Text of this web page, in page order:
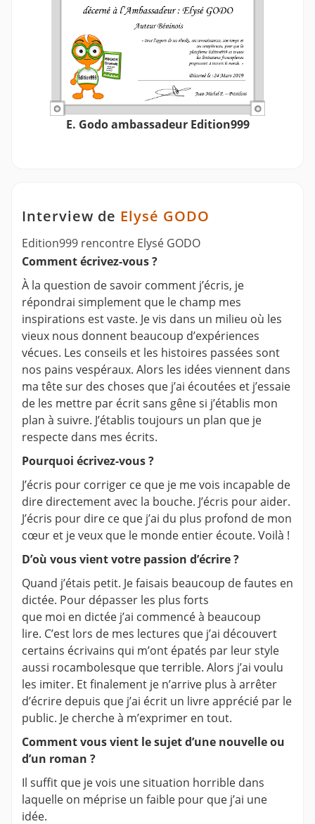
E. Godo ambassadeur Edition999
Interview de Elysé GODO
Edition999 rencontre Elysé GODO
Comment écrivez-vous ?
À la question de savoir comment j’écris, je
répondrai simplement que le champ mes
inspirations est vaste. Je vis dans un milieu où les
vieux nous donnent beaucoup d’expériences
vécues. Les conseils et les histoires passées sont
nos pains vespéraux. Alors les idées viennent dans
ma tête sur des choses que j’ai écoutées et j’essaie
de les mettre par écrit sans gêne si j’établis mon
plan à suivre. J’établis toujours un plan que je
respecte dans mes écrits.
Pourquoi écrivez-vous ?
J’écris pour corriger ce que je me vois incapable de
dire directement avec la bouche. J’écris pour aider.
J’écris pour dire ce que j’ai du plus profond de mon
cœur et je veux que le monde entier écoute. Voilà !
D’où vous vient votre passion d’écrire ?
Quand j’étais petit. Je faisais beaucoup de fautes en
dictée. Pour dépasser les plus forts
que moi en dictée j’ai commencé à beaucoup
lire. C’est lors de mes lectures que j’ai découvert
certains écrivains qui m’ont épatés par leur style
aussi rocambolesque que terrible. Alors j’ai voulu
les imiter. Et finalement je n’arrive plus à arrêter
d’écrire depuis que j’ai écrit un livre apprécié par le
public. Je cherche à m’exprimer en tout.
Comment vous vient le sujet d’une nouvelle ou
d’un roman ?
Il suffit que je vois une situation horrible dans
laquelle on méprise un faible pour que j’ai une
idée.